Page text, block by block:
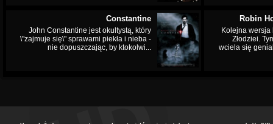
Constantine
John Constantine jest okultystą, który
\"zajmuje się\" sprawami piekła i nieba -
nie dopuszczając, by ktokolwi...
Robin
Kolejna wersja
Złodziei.
wciela się